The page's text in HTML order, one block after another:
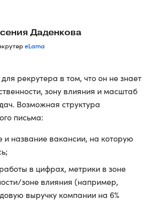
Даденкова
eLama
рекрутера в том, что он не знает
зону влияния и масштаб
Возможная структура
письма:
и название вакансии, на которую
в цифрах, метрики в зоне
зоне влияния (например,
выручку компании на 6%